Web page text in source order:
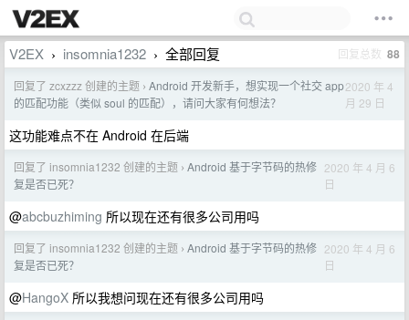
V2EX › insomnia1232 › 全部回复 回复总数 88
回复了 zcxzzz 创建的主题 › Android 开发新手，想实现一个社交 app
的匹配功能（类似 soul 的匹配），请问大家有何想法？
2020 年 4
月 29 日
这功能难点不在 Android 在后端
回复了 insomnia1232 创建的主题 › Android 基于字节码的热修
复是否已死？
2020 年 4 月 6
日
@abcbuzhiming 所以现在还有很多公司用吗
回复了 insomnia1232 创建的主题 › Android 基于字节码的热修
复是否已死？
2020 年 4 月 6
日
@HangoX 所以我想问现在还有很多公司用吗